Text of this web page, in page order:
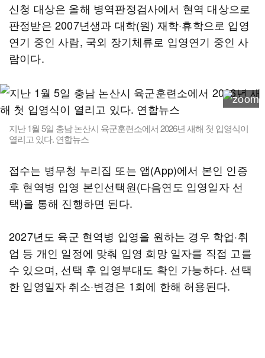
신청 대상은 올해 병역판정검사에서 현역 대상으로
판정받은 2007년생과 대학(원) 재학·휴학으로 입영
연기 중인 사람, 국외 장기체류로 입영연기 중인 사
람이다.
지난 1월 5일 충남 논산시 육군훈련소에서 2026년 새해 첫 입영식이
열리고 있다. 연합뉴스
접수는 병무청 누리집 또는 앱(App)에서 본인 인증
후 현역병 입영 본인선택원(다음연도 입영일자 선
택)을 통해 진행하면 된다.
2027년도 육군 현역병 입영을 원하는 경우 학업·취
업 등 개인 일정에 맞춰 입영 희망 일자를 직접 고를
수 있으며, 선택 후 입영부대도 확인 가능하다. 선택
한 입영일자 취소·변경은 1회에 한해 허용된다.